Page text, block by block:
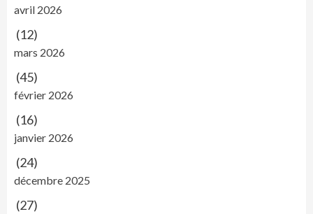
avril 2026
(12)
mars 2026
(45)
février 2026
(16)
janvier 2026
(24)
décembre 2025
(27)